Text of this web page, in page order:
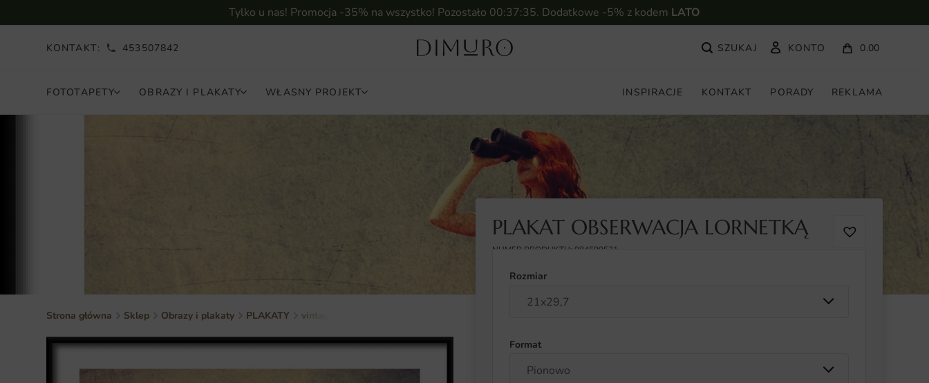
Tylko u nas! Promocja -35% na wszystko! Pozostało 00:37:34. Dodatkowe -5% z kodem LATO
KONTAKT: 453507842 KONTO 0.00
FOTOTAPETY OBRAZY I PLAKATY WŁASNY PROJEKT INSPIRACJE KONTAKT PORADY REKLAMA
Strona główna Sklep Obrazy i plakaty PLAKATY vintage
PLAKAT OBSERWACJA LORNETKĄ
NUMER PRODUKTU: 984599531
Rozmiar
Format